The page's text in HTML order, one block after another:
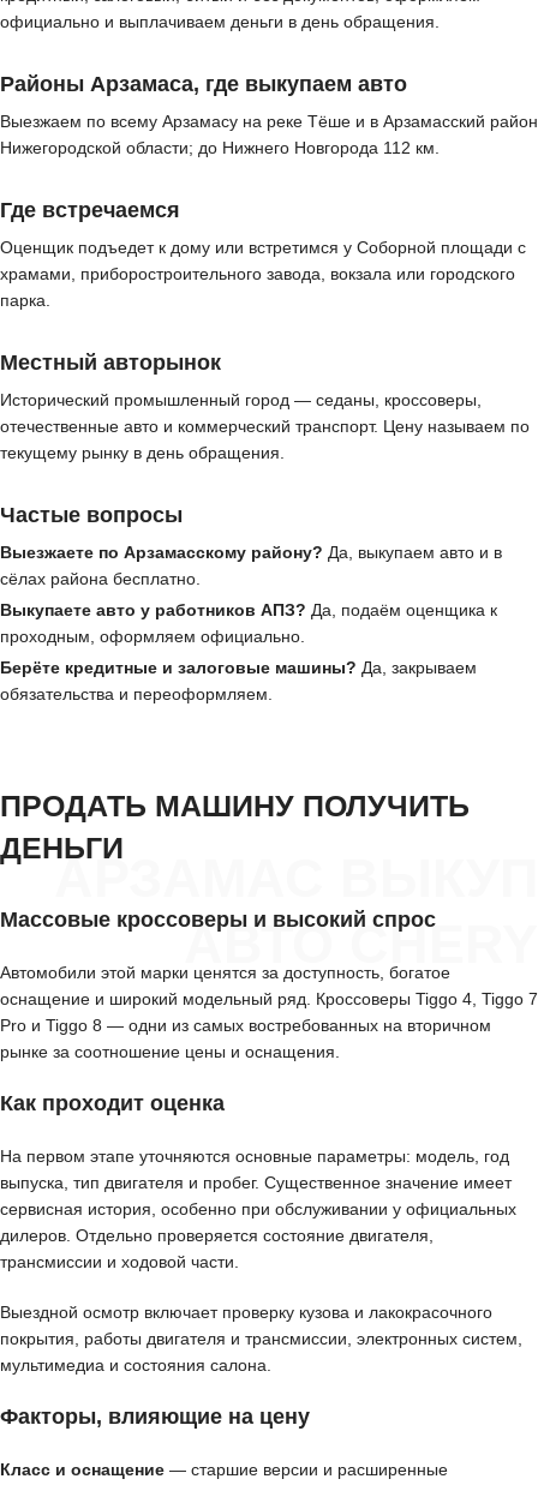
официально и выплачиваем деньги в день обращения.
Районы Арзамаса, где выкупаем авто
Выезжаем по всему Арзамасу на реке Тёше и в Арзамасский район
Нижегородской области; до Нижнего Новгорода 112 км.
Где встречаемся
Оценщик подъедет к дому или встретимся у Соборной площади с
храмами, приборостроительного завода, вокзала или городского
парка.
Местный авторынок
Исторический промышленный город — седаны, кроссоверы,
отечественные авто и коммерческий транспорт. Цену называем по
текущему рынку в день обращения.
Частые вопросы
Выезжаете по Арзамасскому району? Да, выкупаем авто и в
сёлах района бесплатно.
Выкупаете авто у работников АПЗ? Да, подаём оценщика к
проходным, оформляем официально.
Берёте кредитные и залоговые машины? Да, закрываем
обязательства и переоформляем.
АРЗАМАС ВЫКУП
АВТО CHERY
ПРОДАТЬ МАШИНУ ПОЛУЧИТЬ
ДЕНЬГИ
Массовые кроссоверы и высокий спрос
Автомобили этой марки ценятся за доступность, богатое
оснащение и широкий модельный ряд. Кроссоверы Tiggo 4, Tiggo 7
Pro и Tiggo 8 — одни из самых востребованных на вторичном
рынке за соотношение цены и оснащения.
Как проходит оценка
На первом этапе уточняются основные параметры: модель, год
выпуска, тип двигателя и пробег. Существенное значение имеет
сервисная история, особенно при обслуживании у официальных
дилеров. Отдельно проверяется состояние двигателя,
трансмиссии и ходовой части.
Выездной осмотр включает проверку кузова и лакокрасочного
покрытия, работы двигателя и трансмиссии, электронных систем,
мультимедиа и состояния салона.
Факторы, влияющие на цену
Класс и оснащение — старшие версии и расширенные